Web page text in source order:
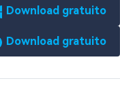
Download gratuito
Download gratuito